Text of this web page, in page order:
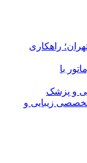
راهکاری
با
و پزشک
زیبایی و